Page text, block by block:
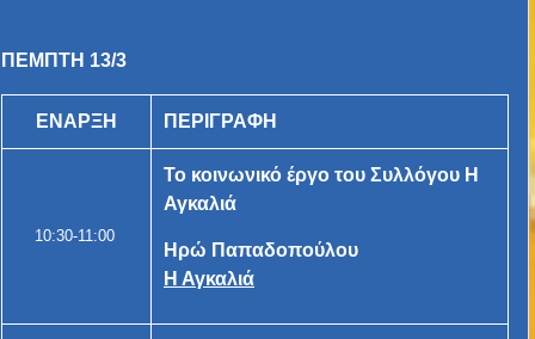
ΠΕΜΠΤΗ 13/3
ΕΝΑΡΞΗ ΠΕΡΙΓΡΑΦΗ
10:30-11:00
Το κοινωνικό έργο του Συλλόγου Η
Αγκαλιά
Ηρώ Παπαδοπούλου
Η Αγκαλιά